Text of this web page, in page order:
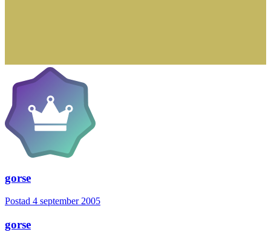
gorse
Postad 4 september 2005
gorse